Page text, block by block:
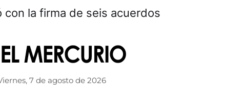
la firma de seis acuerdos
7 de agosto de 2026